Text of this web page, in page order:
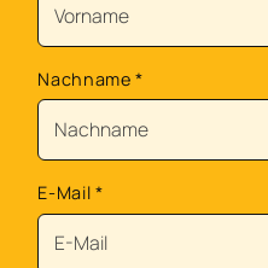
Nachname*
E-Mail *